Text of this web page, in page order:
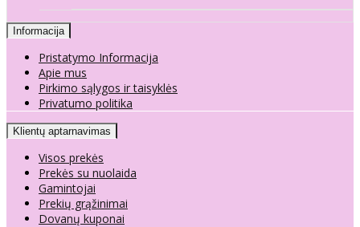
Informacija
Pristatymo Informacija
Apie mus
Pirkimo sąlygos ir taisyklės
Privatumo politika
Klientų aptarnavimas
Visos prekės
Prekės su nuolaida
Gamintojai
Prekių grąžinimai
Dovanų kuponai